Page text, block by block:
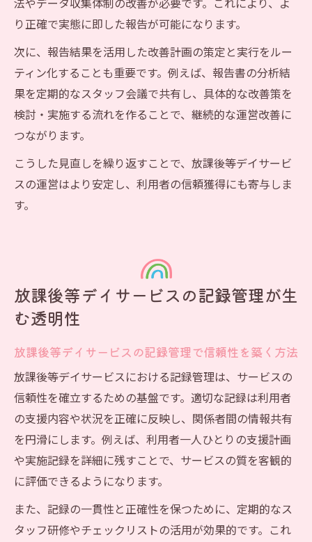
法やデータ収集体制の改善が必要です。これにより、よ
り正確で実態に即した報告が可能になります。
次に、報告結果を活用した改善計画の策定と実行をルー
ティン化することも重要です。例えば、報告書の分析結
果を定期的なスタッフ会議で共有し、具体的な改善策を
検討・実施する流れを作ることで、継続的な運営改善に
つながります。
こうした見直しを繰り返すことで、放課後等デイサービ
スの運営はより安定し、利用者の信頼獲得にも寄与しま
す。
放課後等デイサービスの記録管理が生
む透明性
放課後等デイサービスの記録管理で信頼性を築く方法
放課後等デイサービスにおける記録管理は、サービスの
信頼性を確立するための基盤です。適切な記録は利用者
の支援内容や状況を正確に反映し、関係者間の情報共有
を円滑にします。例えば、利用者一人ひとりの支援計画
や実施記録を詳細に残すことで、サービスの質を客観的
に評価できるようになります。
また、記録の一貫性と正確性を保つために、定期的なス
タッフ研修やチェックリストの活用が効果的です。これ